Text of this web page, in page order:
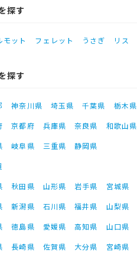
探す
モット フェレット うさぎ リス
探す
神奈川県 埼玉県 千葉県 栃木県
京都府 兵庫県 奈良県 和歌山県
岐阜県 三重県
静岡県
秋田県 山形県 岩手県 宮城県
新潟県 石川県 福井県 山梨県
徳島県 愛媛県 高知県 山口県
長崎県 佐賀県 大分県 宮崎県